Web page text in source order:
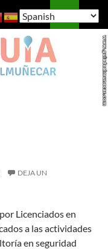
MENÚ
DEJA UN
Licenciados en
a las actividades
en seguridad